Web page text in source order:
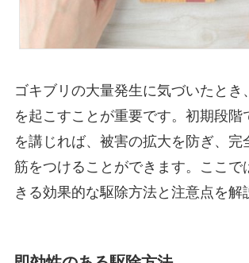
ゴキブリの大量発生に気づいたとき
を起こすことが重要です。初期段階
を講じれば、被害の拡大を防ぎ、完
筋をつけることができます。ここで
きる効果的な駆除方法と注意点を解